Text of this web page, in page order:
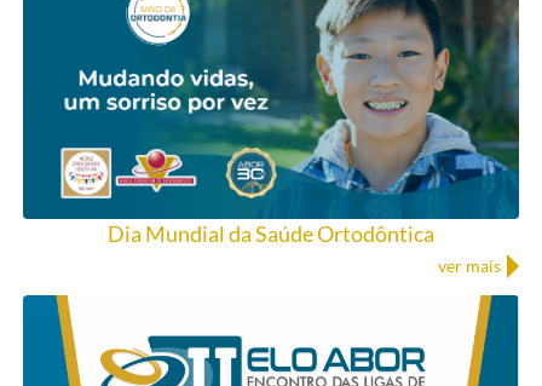
Dia Mundial da Saúde Ortodôntica
ver mais